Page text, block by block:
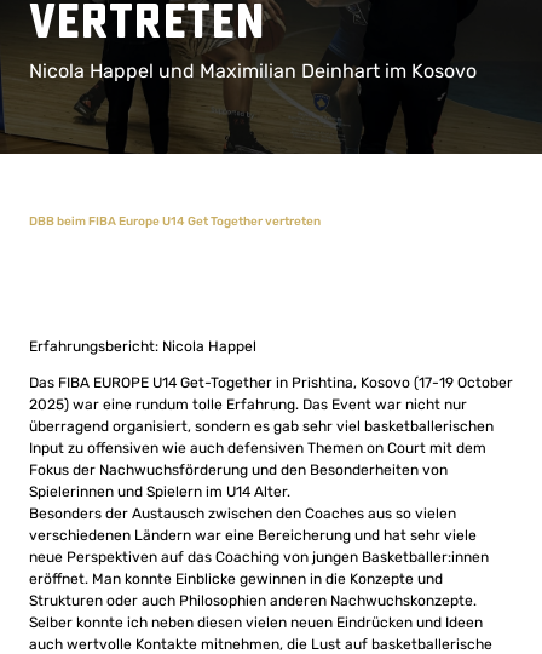
vertreten
Nicola Happel und Maximilian Deinhart im Kosovo
DBB beim FIBA Europe U14 Get Together vertreten
Erfahrungsbericht: Nicola Happel
Das FIBA EUROPE U14 Get-Together in Prishtina, Kosovo (17-19 October
2025) war eine rundum tolle Erfahrung. Das Event war nicht nur
überragend organisiert, sondern es gab sehr viel basketballerischen
Input zu offensiven wie auch defensiven Themen on Court mit dem
Fokus der Nachwuchsförderung und den Besonderheiten von
Spielerinnen und Spielern im U14 Alter.
Besonders der Austausch zwischen den Coaches aus so vielen
verschiedenen Ländern war eine Bereicherung und hat sehr viele
neue Perspektiven auf das Coaching von jungen Basketballer:innen
eröffnet. Man konnte Einblicke gewinnen in die Konzepte und
Strukturen oder auch Philosophien anderen Nachwuchskonzepte.
Selber konnte ich neben diesen vielen neuen Eindrücken und Ideen
auch wertvolle Kontakte mitnehmen, die Lust auf basketballerische